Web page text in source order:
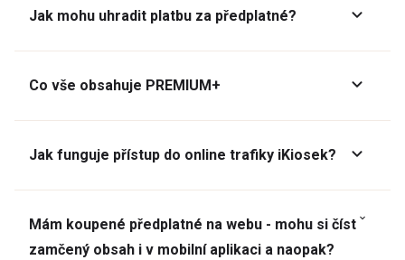
Jak mohu uhradit platbu za předplatné?
Co vše obsahuje PREMIUM+
Jak funguje přístup do online trafiky iKiosek?
Mám koupené předplatné na webu - mohu si číst
zamčený obsah i v mobilní aplikaci a naopak?